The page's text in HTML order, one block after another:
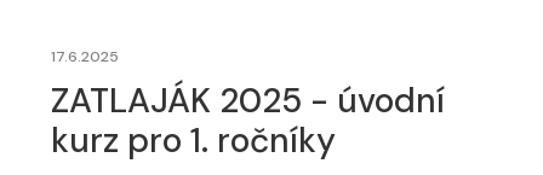
17.6.2025
ZATLAJÁK 2025 - úvodní
kurz pro 1. ročníky